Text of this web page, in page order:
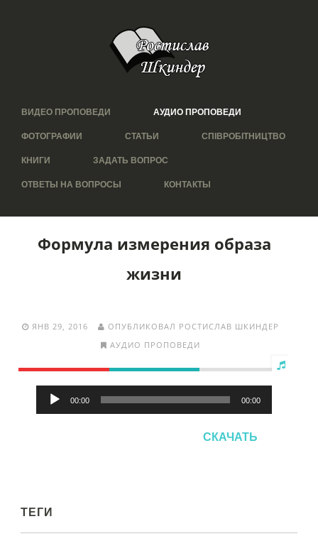
ВИДЕО ПРОПОВЕДИ АУДИО ПРОПОВЕДИ
ФОТОГРАФИИ СТАТЬИ СПІВРОБІТНИЦТВО
КНИГИ ЗАДАТЬ ВОПРОС
ОТВЕТЫ НА ВОПРОСЫ КОНТАКТЫ
Формула измерения образа
жизни
ЯНВ 29, 2016
ОПУБЛИКОВАЛ РОСТИСЛАВ ШКИНДЕР
АУДИО ПРОПОВЕДИ
Аудиоплеер
00:00 00:00
СКАЧАТЬ
ТЕГИ